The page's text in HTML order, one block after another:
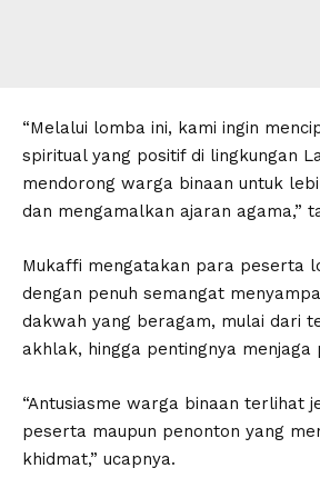
“Melalui lomba ini, kami ingin
spiritual yang positif di lingkungan
mendorong warga binaan untuk
dan mengamalkan ajaran agama,”
Mukaffi mengatakan para peserta
dengan penuh semangat
dakwah yang beragam, mulai dari
akhlak, hingga pentingnya menjaga
“Antusiasme warga binaan terlihat
peserta maupun penonton yang
khidmat,” ucapnya.